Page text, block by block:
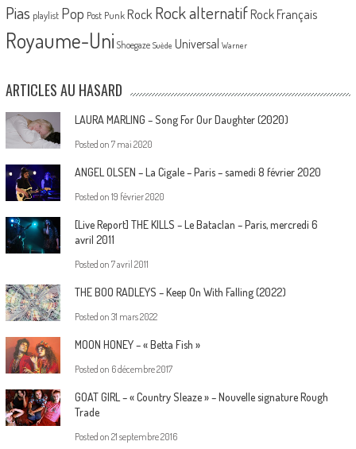
Pias playlist Pop Post Punk Rock Rock alternatif Rock Français
Royaume-Uni Shoegaze Suède Universal Warner
ARTICLES AU HASARD
LAURA MARLING – Song For Our Daughter (2020)
Posted on 7 mai 2020
ANGEL OLSEN – La Cigale – Paris – samedi 8 février 2020
Posted on 19 février 2020
[Live Report] THE KILLS – Le Bataclan – Paris, mercredi 6
avril 2011
Posted on 7 avril 2011
THE BOO RADLEYS – Keep On With Falling (2022)
Posted on 31 mars 2022
MOON HONEY – « Betta Fish »
Posted on 6 décembre 2017
GOAT GIRL – « Country Sleaze » – Nouvelle signature Rough
Trade
Posted on 21 septembre 2016